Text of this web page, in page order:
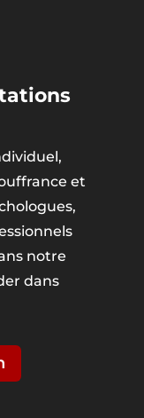
et
notre
dans